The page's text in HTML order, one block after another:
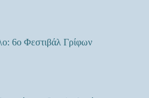
6ο Φεστιβάλ Γρίφων